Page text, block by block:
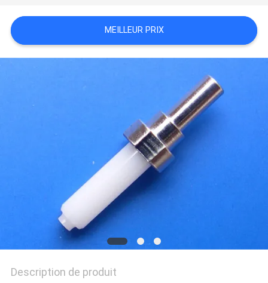
DEMANDEZ
UNE
CITATION
PLAN
MEILLEUR PRIX
Description de produit